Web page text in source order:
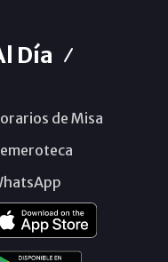
Día
de Misa